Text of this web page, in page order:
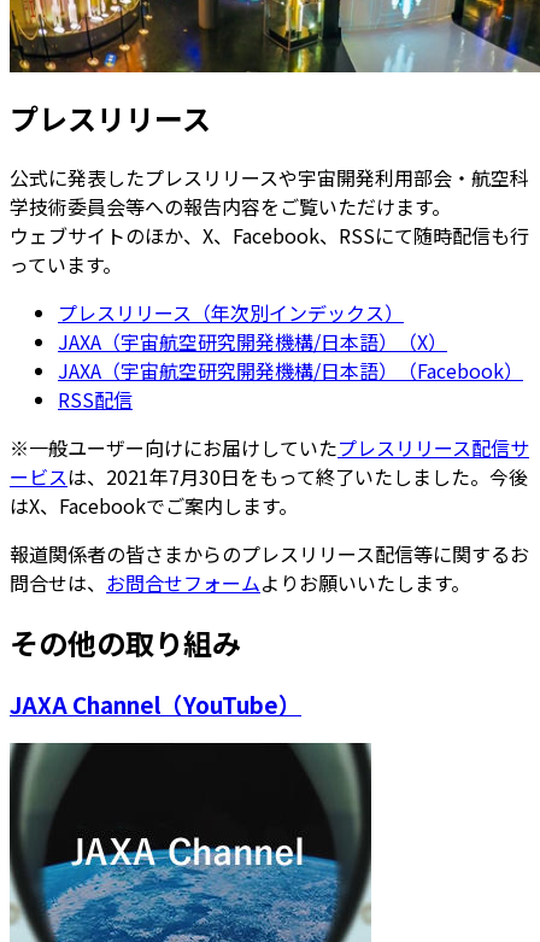
プレスリリース
公式に発表したプレスリリースや宇宙開発利用部会・航空科
学技術委員会等への報告内容をご覧いただけます。
ウェブサイトのほか、X、Facebook、RSSにて随時配信も行
っています。
プレスリリース（年次別インデックス）
JAXA（宇宙航空研究開発機構/日本語）（X）
JAXA（宇宙航空研究開発機構/日本語）（Facebook）
RSS配信
※一般ユーザー向けにお届けしていたプレスリリース配信サ
ービスは、2021年7月30日をもって終了いたしました。今後
はX、Facebookでご案内します。
報道関係者の皆さまからのプレスリリース配信等に関するお
問合せは、 お問合せフォームよりお願いいたします。
その他の取り組み
JAXA Channel（YouTube）